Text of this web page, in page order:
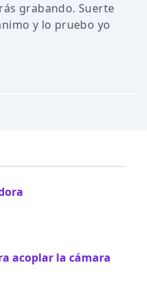
grabando. Suerte
y lo pruebo yo
acoplar la cámara